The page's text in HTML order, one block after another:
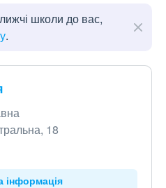
школи до вас,
.
18
інформація